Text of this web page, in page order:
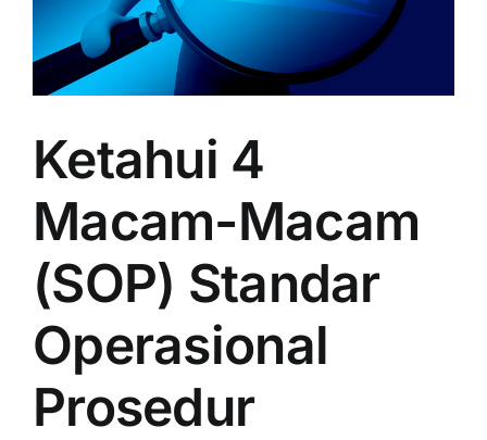
Ketahui 4
Macam-Macam
(SOP) Standar
Operasional
Prosedur